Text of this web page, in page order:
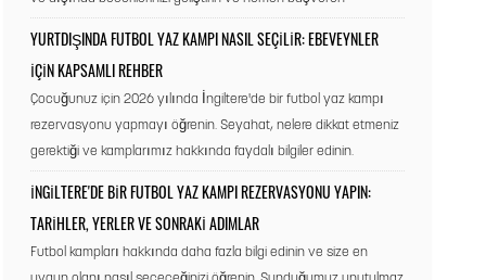
YURTDIŞINDA FUTBOL YAZ KAMPI NASIL SEÇILIR: EBEVEYNLER
İÇIN KAPSAMLI REHBER
Çocuğunuz için 2026 yılında İngiltere'de bir futbol yaz kampı
rezervasyonu yapmayı öğrenin. Seyahat, nelere dikkat etmeniz
gerektiği ve kamplarımız hakkında faydalı bilgiler edinin.
İNGILTERE'DE BIR FUTBOL YAZ KAMPI REZERVASYONU YAPIN:
TARIHLER, YERLER VE SONRAKI ADIMLAR
Futbol kampları hakkında daha fazla bilgi edinin ve size en